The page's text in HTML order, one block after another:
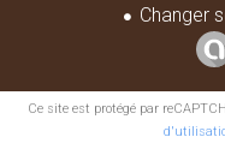
Changer
Ce site est protégé par